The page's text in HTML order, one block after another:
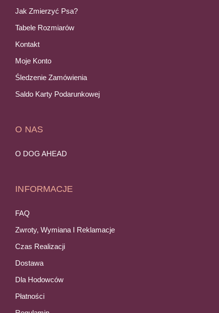
Jak Zmierzyć Psa?
Tabele Rozmiarów
Kontakt
Moje Konto
Śledzenie Zamówienia
Saldo Karty Podarunkowej
O NAS
O DOG AHEAD
INFORMACJE
FAQ
Zwroty, Wymiana I Reklamacje
Czas Realizacji
Dostawa
Dla Hodowców
Płatności